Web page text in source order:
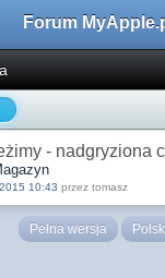
Forum
- nadgryziona
10:43 przez tomasz
Pełna wersja